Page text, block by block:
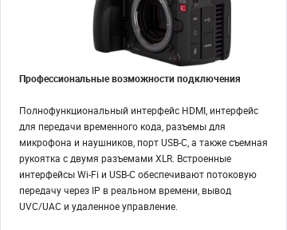
Профессиональные возможности подключения
Полнофункциональный интерфейс HDMI, интерфейс
для передачи временного кода, разъемы для
микрофона и наушников, порт USB-C, а также съемная
рукоятка с двумя разъемами XLR. Встроенные
интерфейсы Wi-Fi и USB-C обеспечивают потоковую
передачу через IP в реальном времени, вывод
UVC/UAC и удаленное управление.